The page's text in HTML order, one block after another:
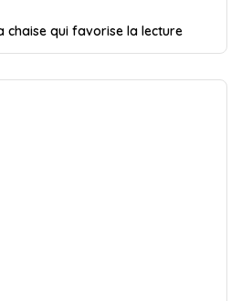
chaise qui favorise la lecture